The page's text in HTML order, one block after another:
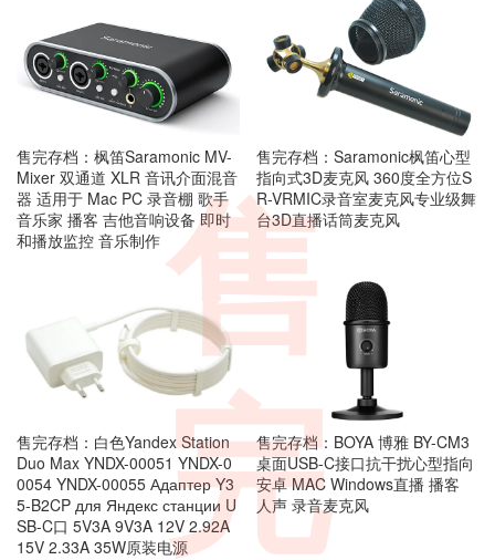
售完存档：枫笛Saramonic MV-
Mixer 双通道 XLR 音讯介面混音
器 适用于 Mac PC 录音棚 歌手
音乐家 播客 吉他音响设备 即时
和播放监控 音乐制作
售完存档：Saramonic枫笛心型
指向式3D麦克风 360度全方位S
R-VRMIC录音室麦克风专业级舞
台3D直播话筒麦克风
售完存档：白色Yandex Station
Duo Max YNDX-00051 YNDX-0
0054 YNDX-00055 Адаптер Y3
5-B2CP для Яндекс станции U
SB-C口 5V3A 9V3A 12V 2.92A
15V 2.33A 35W原装电源
售完存档：BOYA 博雅 BY-CM3
桌面USB-C接口抗干扰心型指向
安卓 MAC Windows直播 播客
人声 录音麦克风
售
完